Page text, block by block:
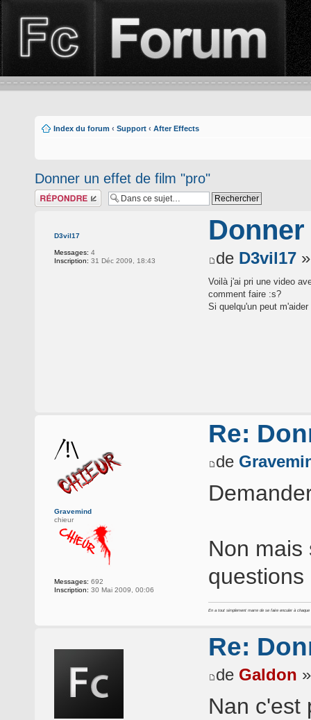
Index du forum ‹ Support ‹ After Effects
Donner un effet de film "pro"
Répondre
D3vil17
Messages: 4
Inscription: 31 Déc 2009, 18:43 de D3vil17
Voilà j'ai pri une video
comment faire :s?
Si quelqu'un peut m'aider
Gravemind
chieur
Messages: 692
Inscription: 30 Mai 2009, 00:06
Re:
de
Non mais
En a tout simplement marre de se faire enculer à
Re:
de Galdon
Nan c'est